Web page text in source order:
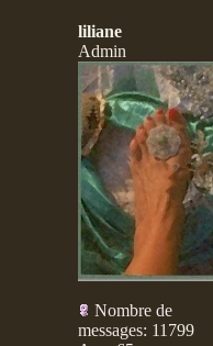
liliane
Admin
Nombre de
messages: 11799